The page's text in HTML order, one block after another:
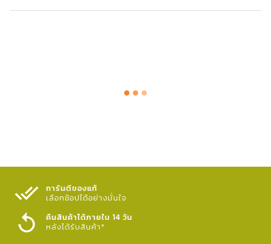
การันตีของแท้
เลือกช้อปได้อย่างมั่นใจ​
คืนสินค้าได้ภายใน 14 วัน
หลังได้รับสินค้า*